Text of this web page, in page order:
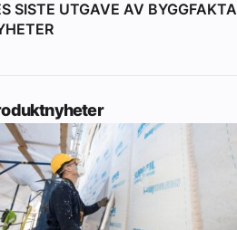
SISTE UTGAVE AV BYGGFAKTA